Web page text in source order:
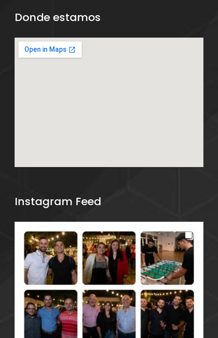
Donde estamos
Instagram Feed